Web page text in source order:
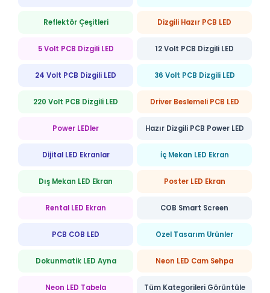
Reflektör Çeşitleri Dizgili Hazır PCB LED
5 Volt PCB Dizgili LED 12 Volt PCB Dizgili LED
24 Volt PCB Dizgili LED 36 Volt PCB Dizgili LED
220 Volt PCB Dizgili LED Driver Beslemeli PCB LED
Power LEDler Hazır Dizgili PCB Power LED
Dijital LED Ekranlar İç Mekan LED Ekran
Dış Mekan LED Ekran Poster LED Ekran
Rental LED Ekran COB Smart Screen
PCB COB LED Özel Tasarım Ürünler
Dokunmatik LED Ayna Neon LED Cam Sehpa
Neon LED Tabela Tüm Kategorileri Görüntüle